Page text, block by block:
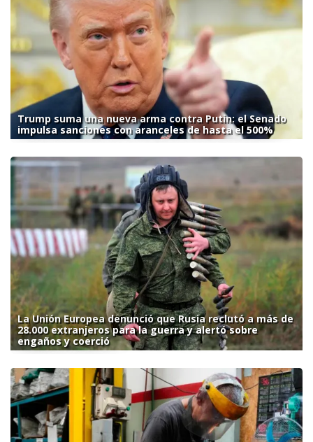
Trump suma una nueva arma contra Putin: el Senado
impulsa sanciones con aranceles de hasta el 500%
La Unión Europea denunció que Rusia reclutó a más de
28.000 extranjeros para la guerra y alertó sobre
engaños y coerció